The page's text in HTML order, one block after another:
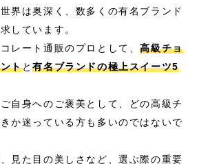
界は奥深く、数多くの有名ブランド
しています。
レート通販のプロとして、高級チョ
トと有名ブランドの極上スイーツ5
自身へのご褒美として、どの高級チ
か迷っている方も多いのではないで
見た目の美しさなど、選ぶ際の重要